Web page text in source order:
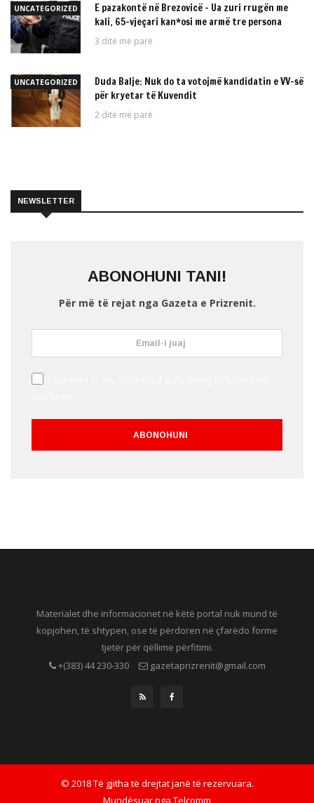
UNCATEGORIZED
E pazakontë në Brezovicë – Ua zuri rrugën me
kali, 65-vjeçari kan*osi me armë tre persona
3 ditë më parë
UNCATEGORIZED
Duda Balje: Nuk do ta votojmë kandidatin e VV-së
për kryetar të Kuvendit
2 ditë më parë
NEWSLETTER
ABONOHUNI TANI!
Për më të rejat nga Gazeta e Prizrenit.
Materialet dhe informacionet në këtë portal nuk mund të
kopjohen, të shtypen, ose të përdoren në çfarëdo forme
tjetër për qëllime përfitimi.
+(383) 44 230-330
gazetaprizrenit@gmail.com
© 2018 Të gjitha të drejtat janë të rezervuara.